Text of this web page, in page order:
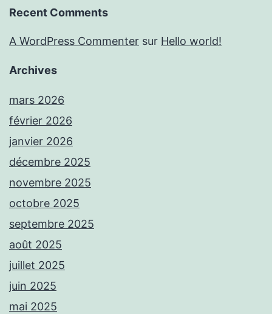
Recent Comments
A WordPress Commenter sur Hello world!
Archives
mars 2026
février 2026
janvier 2026
décembre 2025
novembre 2025
octobre 2025
septembre 2025
août 2025
juillet 2025
juin 2025
mai 2025